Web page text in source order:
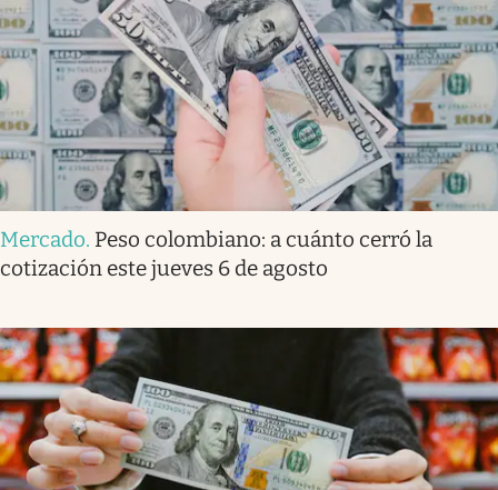
Mercado. Peso colombiano: a cuánto cerró la
cotización este jueves 6 de agosto